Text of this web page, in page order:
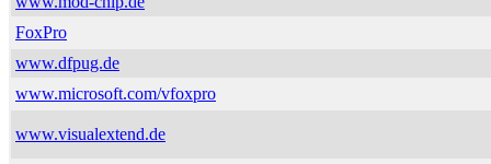
FoxPro
www.dfpug.de
www.microsoft.com/vfoxpro
www.visualextend.de